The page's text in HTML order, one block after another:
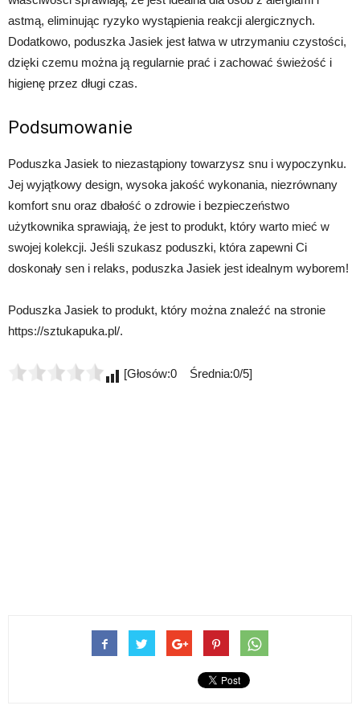
astmą, eliminując ryzyko wystąpienia reakcji alergicznych.
Dodatkowo, poduszka Jasiek jest łatwa w utrzymaniu czystości,
dzięki czemu można ją regularnie prać i zachować świeżość i
higienę przez długi czas.
Podsumowanie
Poduszka Jasiek to niezastąpiony towarzysz snu i wypoczynku.
Jej wyjątkowy design, wysoka jakość wykonania, niezrównany
komfort snu oraz dbałość o zdrowie i bezpieczeństwo
użytkownika sprawiają, że jest to produkt, który warto mieć w
swojej kolekcji. Jeśli szukasz poduszki, która zapewni Ci
doskonały sen i relaks, poduszka Jasiek jest idealnym wyborem!
Poduszka Jasiek to produkt, który można znaleźć na stronie
https://sztukapuka.pl/.
[Głosów:0 Średnia:0/5]